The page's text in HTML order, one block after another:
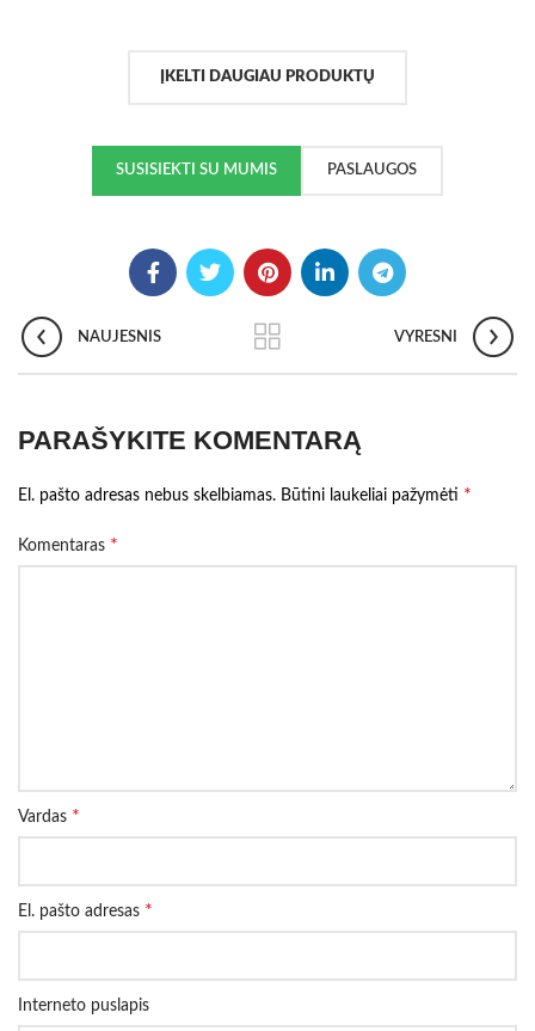
ĮKELTI DAUGIAU PRODUKTŲ
SUSISIEKTI SU MUMIS PASLAUGOS
NAUJESNIS VYRESNI
PARAŠYKITE KOMENTARĄ
El. pašto adresas nebus skelbiamas. Būtini laukeliai pažymėti *
Komentaras *
Vardas *
El. pašto adresas *
Interneto puslapis